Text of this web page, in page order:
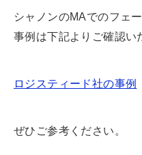
シャノンのMAでのフェ
事例は下記よりご確認い
ロジスティード社の事例
ぜひご参考ください。